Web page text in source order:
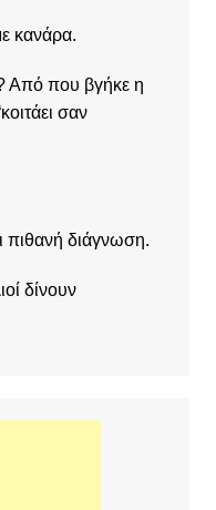
κανάρα.
Από που βγήκε η
σαν
πιθανή διάγνωση.
δίνουν